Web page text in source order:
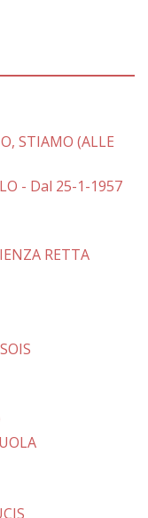
STIAMO (ALLE
- Dal 25-1-1957
RETTA